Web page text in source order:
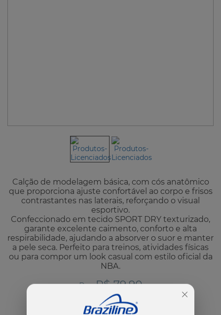
Calção de modelagem básica, com cós anatômico
que proporciona ajuste confortável ao corpo e frisos
contrastantes nas laterais, reforçando o visual
esportivo.
Confeccionado em tecido SPORT DRY texturizado,
garante excelente caimento, conforto e alta
respirabilidade, ajudando a absorver o suor e manter
a pele seca. Perfeito para treinos, atividades físicas
ou para compor um look casual com estilo oficial da
NBA.
Por:R$ 79,90
cores